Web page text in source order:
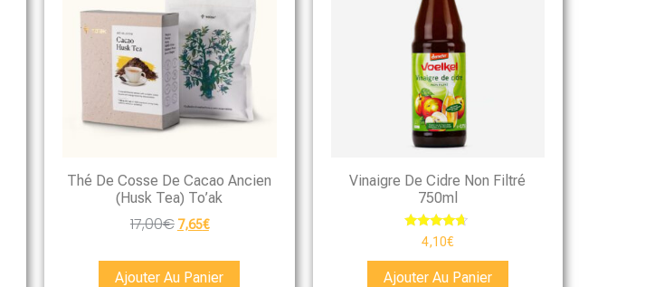
Thé De Cosse De Cacao Ancien
(Husk Tea) To’ak
17,00€ 7,65€
Ajouter Au Panier
Vinaigre De Cidre Non Filtré
750ml
Note
4.50
sur 5
4,10€
Ajouter Au Panier